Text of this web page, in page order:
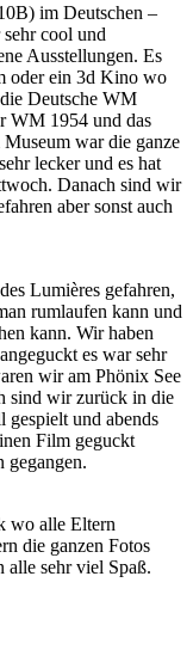
im Deutschen –
cool und
Ausstellungen. Es
oder ein 3d Kino wo
Deutsche WM
WM 1954 und das
war die ganze
lecker und es hat
Danach sind wir
aber sonst auch
Lumières gefahren,
rumlaufen kann und
kann. Wir haben
es war sehr
wir am Phönix See
sind wir zurück in die
gespielt und abends
Film geguckt
gegangen.
wo alle Eltern
die ganzen Fotos
alle sehr viel Spaß.